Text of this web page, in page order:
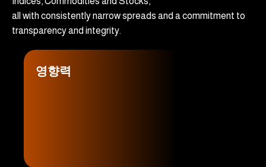
all with consistently narrow spreads and a commitment to
transparency and integrity.
영향력